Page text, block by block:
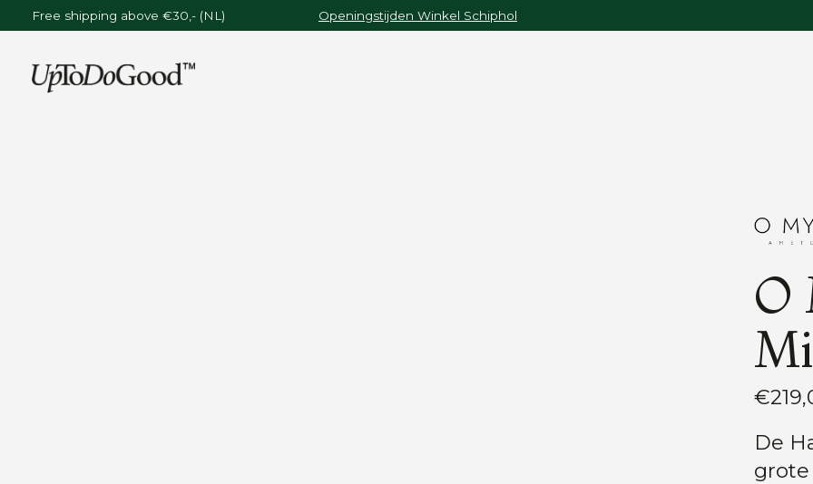
Free shipping above €30,- (NL) Openingstijden Winkel Schiphol
O
De